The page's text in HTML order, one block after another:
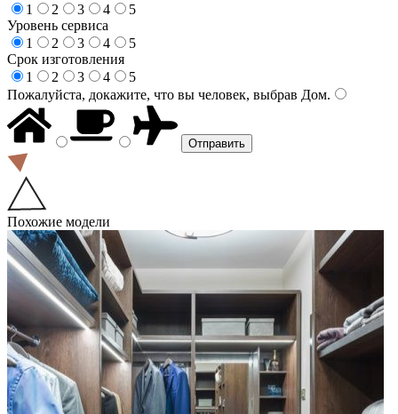
1
2 3 4
5
Уровень сервиса
1
2 3 4
5
Срок изготовления
1
2 3 4
5
Пожалуйста, докажите, что вы человек, выбрав Дом.
Похожие модели